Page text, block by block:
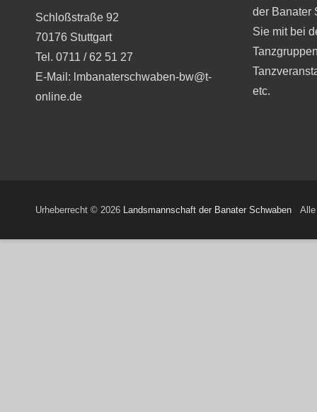
Schloßstraße 92
70176 Stuttgart
Tel. 0711 / 62 51 27
E-Mail: lmbanaterschwaben-bw@t-
online.de
der Banater
Sie mit bei
etc.
Urheberrecht © 2026 Landsmannschaft der Banater Schwaben Alle